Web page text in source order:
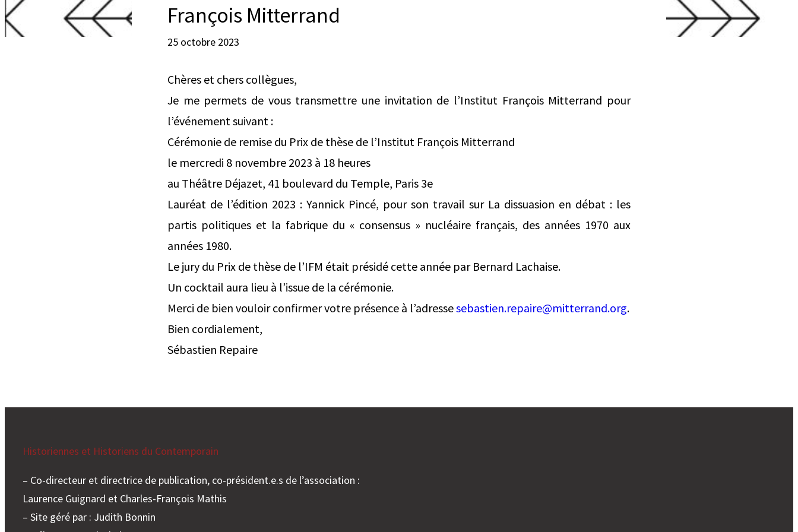
François Mitterrand
25 octobre 2023
Chères et chers collègues,
Je me permets de vous transmettre une invitation de l’Institut François Mitterrand pour
l’événement suivant :
Cérémonie de remise du Prix de thèse de l’Institut François Mitterrand
le mercredi 8 novembre 2023 à 18 heures
au Théâtre Déjazet, 41 boulevard du Temple, Paris 3e
Lauréat de l’édition 2023 : Yannick Pincé, pour son travail sur La dissuasion en débat : les
partis politiques et la fabrique du « consensus » nucléaire français, des années 1970 aux
années 1980.
Le jury du Prix de thèse de l’IFM était présidé cette année par Bernard Lachaise.
Un cocktail aura lieu à l’issue de la cérémonie.
Merci de bien vouloir confirmer votre présence à l’adressesebastien.repaire@mitterrand.org.
Bien cordialement,
Sébastien Repaire
Historiennes et Historiens du Contemporain
– Co-directeur et directrice de publication, co-président.e.s de l’association :
Laurence Guignard et Charles-François Mathis
– Site géré par : Judith Bonnin